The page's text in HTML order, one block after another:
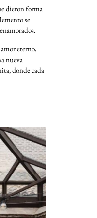
dieron forma
se
eterno,
nueva
donde cada